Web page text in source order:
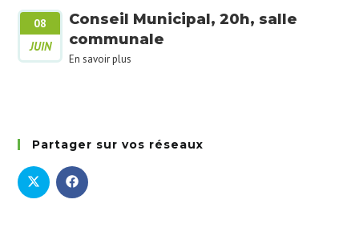
08
JUIN
Conseil Municipal, 20h, salle
communale
En savoir plus
Partager sur vos réseaux